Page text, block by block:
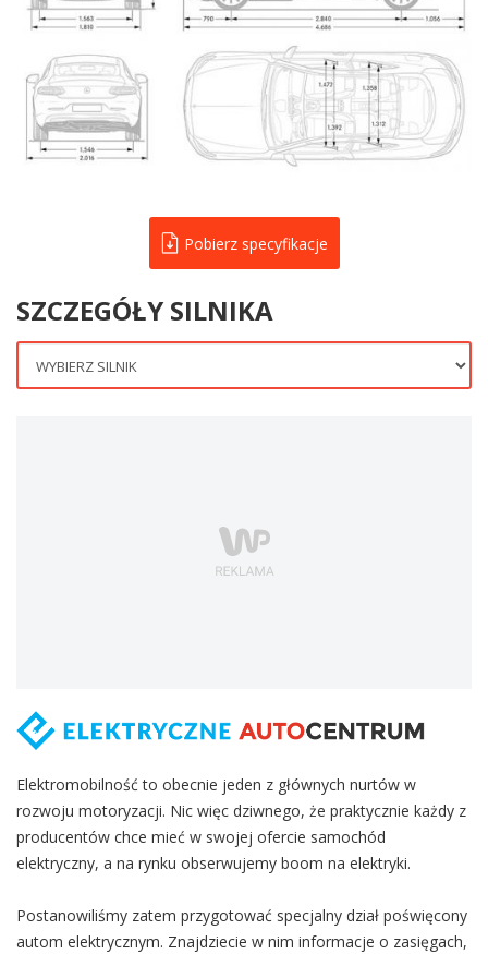
Pobierz specyfikacje
SZCZEGÓŁY SILNIKA
Elektromobilność to obecnie jeden z głównych nurtów w
rozwoju motoryzacji. Nic więc dziwnego, że praktycznie każdy z
producentów chce mieć w swojej ofercie samochód
elektryczny, a na rynku obserwujemy boom na elektryki.
Postanowiliśmy zatem przygotować specjalny dział poświęcony
autom elektrycznym. Znajdziecie w nim informacje o zasięgach,